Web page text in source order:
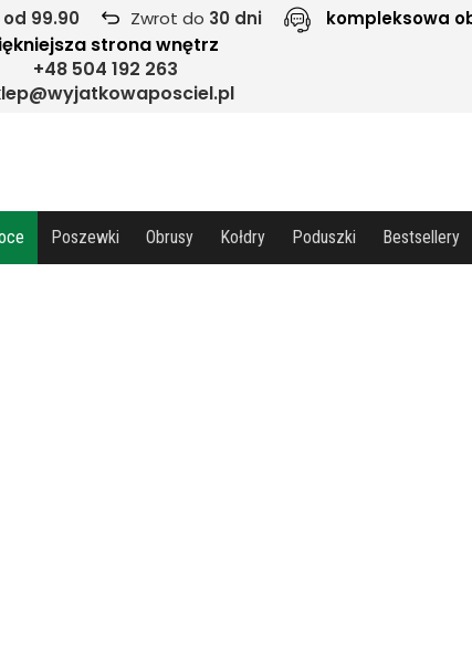
od 99.90 Zwrot do 30 dni kompleksowa
strona wnętrz
+48 504 192 263
Poszewki Obrusy Kołdry Poduszki Bestsellery